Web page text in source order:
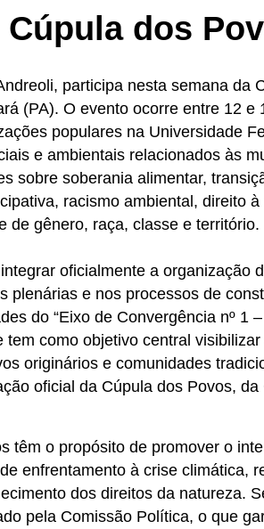
dos
participa nesta semana da
(PA). O evento ocorre entre 12 e
populares na Universidade
e ambientais relacionados às
sobre soberania alimentar,
racismo ambiental, direito
de gênero, raça, classe e território.
oficialmente a organização
plenárias e nos processos de
do “Eixo de Convergência nº 1
tem como objetivo central
originários e comunidades
oficial da Cúpula dos Povos,
têm o propósito de promover o
enfrentamento à crise climática,
dos direitos da natureza.
pela Comissão Política, o que